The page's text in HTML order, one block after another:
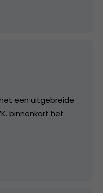
een uitgebreide
binnenkort het